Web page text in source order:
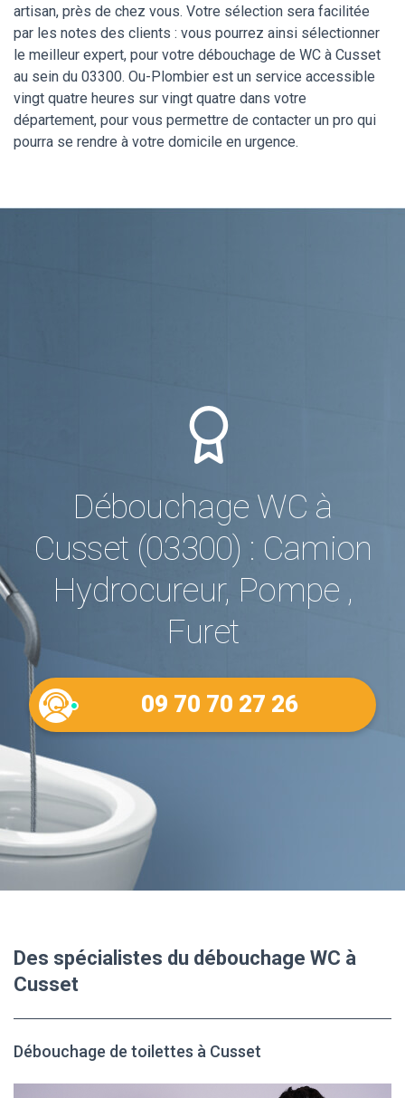
artisan, près de chez vous. Votre sélection sera facilitée
par les notes des clients : vous pourrez ainsi sélectionner
le meilleur expert, pour votre débouchage de WC à Cusset
au sein du 03300. Ou-Plombier est un service accessible
vingt quatre heures sur vingt quatre dans votre
département, pour vous permettre de contacter un pro qui
pourra se rendre à votre domicile en urgence.
Débouchage WC à
Cusset (03300) : Camion
Hydrocureur, Pompe ,
Furet
09 70 70 27 26
Des spécialistes du débouchage WC à
Cusset
Débouchage de toilettes à Cusset